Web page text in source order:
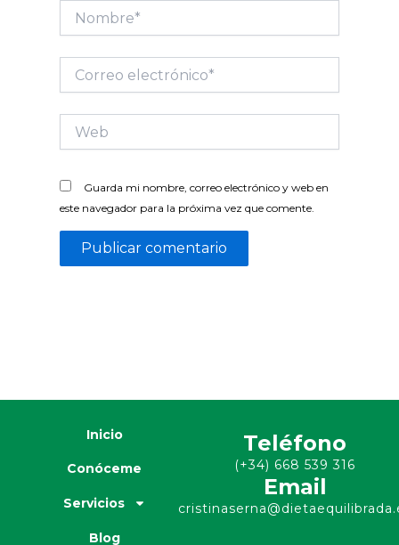
electrónico*
Guarda mi nombre, correo electrónico y web en
este navegador para la próxima vez que comente.
Inicio
Conóceme
Servicios
Blog
Teléfono
(+34) 668 539 316
Email